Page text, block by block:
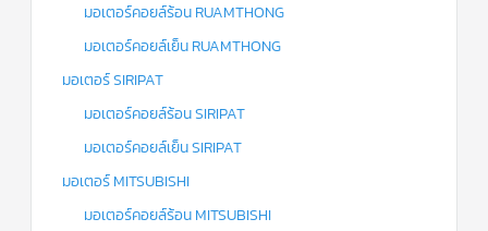
มอเตอร์คอยล์ร้อน RUAMTHONG
มอเตอร์คอยล์เย็น RUAMTHONG
มอเตอร์ SIRIPAT
มอเตอร์คอยล์ร้อน SIRIPAT
มอเตอร์คอยล์เย็น SIRIPAT
มอเตอร์ MITSUBISHI
มอเตอร์คอยล์ร้อน MITSUBISHI